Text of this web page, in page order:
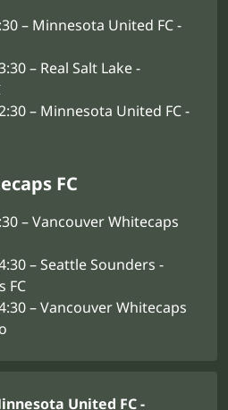
– Minnesota United FC -
– Real Salt Lake -
– Minnesota United FC -
FC
– Vancouver Whitecaps
– Seattle Sounders -
FC
– Vancouver Whitecaps
United FC -